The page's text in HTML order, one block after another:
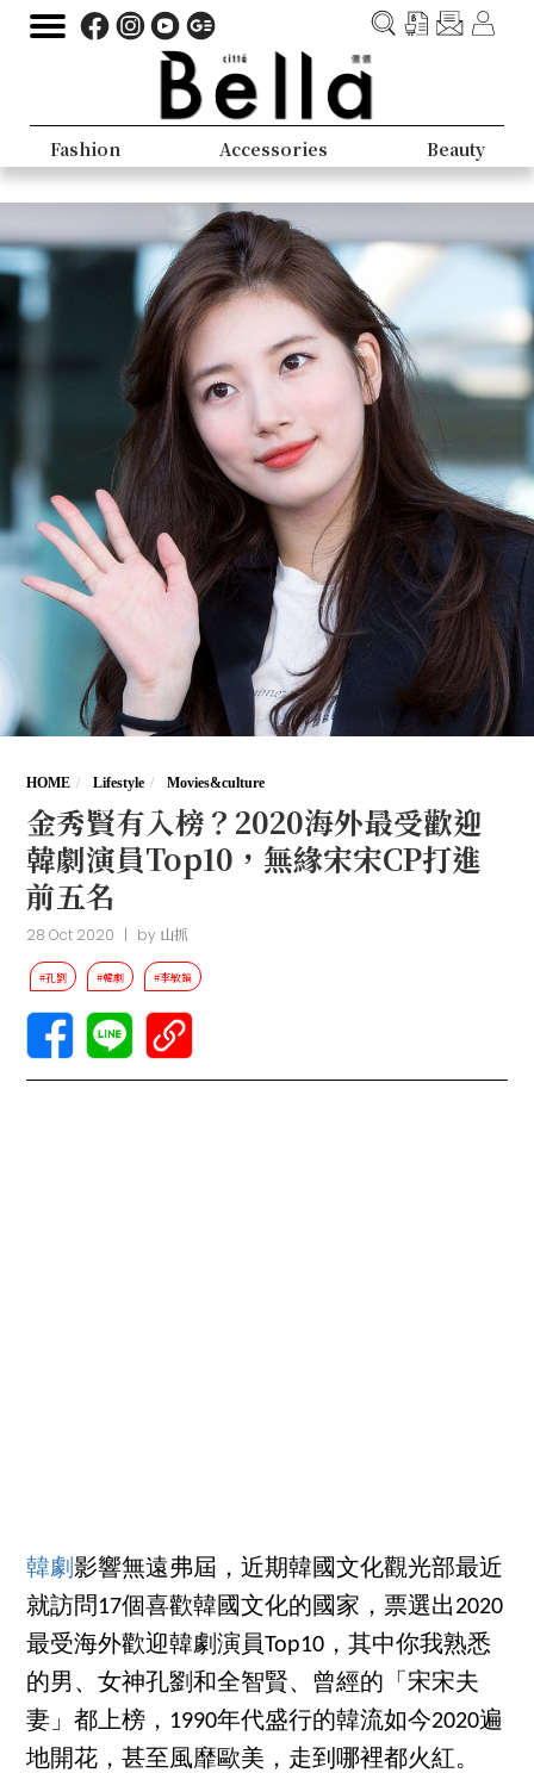
Fashion Accessories Beauty
HOME Lifestyle Movies&culture
金秀賢有入榜？2020海外最受歡迎
韓劇演員Top10，無緣宋宋CP打進
前五名
28 Oct 2020 | by 山抓
#孔劉 #韓劇 #李敏鎬
韓劇影響無遠弗屆，近期韓國文化觀光部最近
就訪問17個喜歡韓國文化的國家，票選出2020
最受海外歡迎韓劇演員Top10，其中你我熟悉
的男、女神孔劉和全智賢、曾經的「宋宋夫
妻」都上榜，1990年代盛行的韓流如今2020遍
地開花，甚至風靡歐美，走到哪裡都火紅。